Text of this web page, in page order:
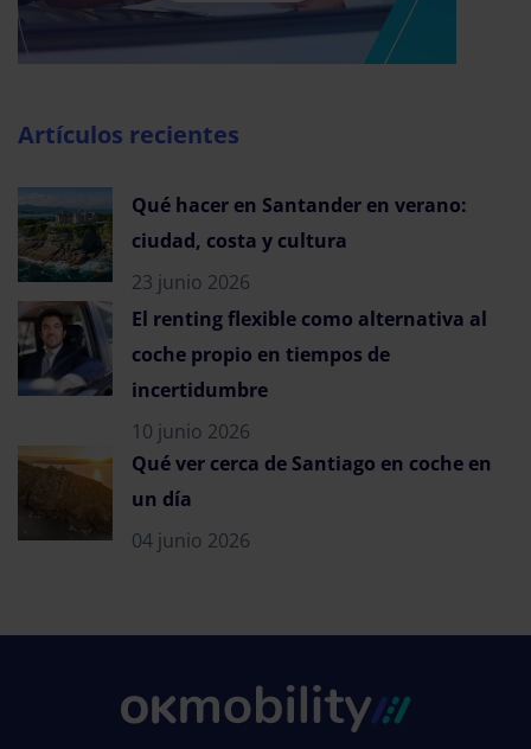
Artículos recientes
Qué hacer en Santander en verano:
ciudad, costa y cultura
23 junio 2026
El renting flexible como alternativa al
coche propio en tiempos de
incertidumbre
10 junio 2026
Qué ver cerca de Santiago en coche en
un día
04 junio 2026